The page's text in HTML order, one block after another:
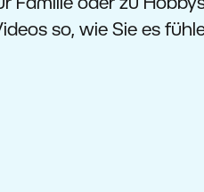
Familie oder zu
so, wie Sie es